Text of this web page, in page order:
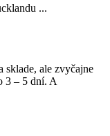
...
sklade, ale zvyčajne
3 – 5 dní. A